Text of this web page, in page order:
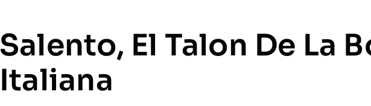
Salento, El Talon De La
Italiana